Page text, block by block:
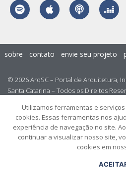
© 2026 ArqSC – Portal de Arquitetura,
Santa Catarina – Todos os Direitos
sobre contato envie seu projeto
Utilizamos ferramentas e
cookies. Essas ferramentas nos
experiência de navegação no site.
continuar a visualizar nosso site,
cookies em